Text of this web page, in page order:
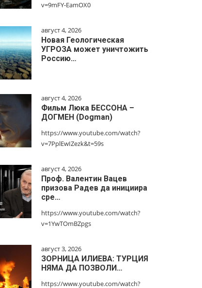
v=9mFY-EamOX0
август 4, 2026
Новая Геологическая
УГРОЗА может уничтожить
Россию…
август 4, 2026
Фильм Люка БЕССОНА –
ДОГМЕН (Dogman)
https://www.youtube.com/watch?
v=7PplEwIZezk&t=59s
август 4, 2026
Проф. Валентин Вацев
призова Радев да инициира
сре…
https://www.youtube.com/watch?
v=1YwTOmBZpgs
август 3, 2026
ЗОРНИЦА ИЛИЕВА: ТУРЦИЯ
НЯМА ДА ПОЗВОЛИ…
https://www.youtube.com/watch?